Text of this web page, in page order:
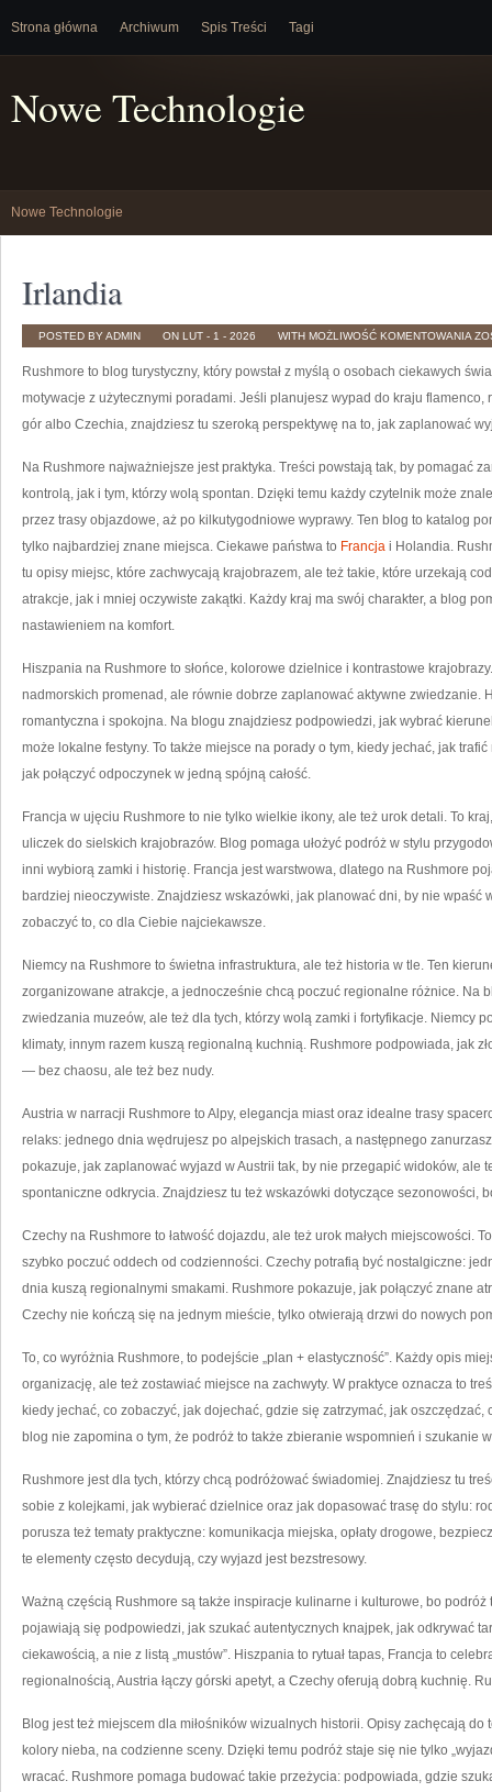
Strona główna Archiwum Spis Treści Tagi
Nowe Technologie
Nowe Technologie
Irlandia
POSTED BY ADMIN ON LUT - 1 - 2026 WITH MOŻLIWOŚĆ KOMENTOWANIA
Rushmore to blog turystyczny, który powstał z myślą o osobach ciekawych
motywacje z użytecznymi poradami. Jeśli planujesz wypad do kraju flamenco,
gór albo Czechia, znajdziesz tu szeroką perspektywę na to, jak zaplanować
Na Rushmore najważniejsze jest praktyka. Treści powstają tak, by pomagać
kontrolą, jak i tym, którzy wolą spontan. Dzięki temu każdy czytelnik może
przez trasy objazdowe, aż po kilkutygodniowe wyprawy. Ten blog to katalog
tylko najbardziej znane miejsca. Ciekawe państwa to Francja i Holandia.
tu opisy miejsc, które zachwycają krajobrazem, ale też takie, które urzekają
atrakcje, jak i mniej oczywiste zakątki. Każdy kraj ma swój charakter, a blog
nastawieniem na komfort.
Hiszpania na Rushmore to słońce, kolorowe dzielnice i kontrastowe
nadmorskich promenad, ale równie dobrze zaplanować aktywne zwiedzanie.
romantyczna i spokojna. Na blogu znajdziesz podpowiedzi, jak wybrać
może lokalne festyny. To także miejsce na porady o tym, kiedy jechać, jak
jak połączyć odpoczynek w jedną spójną całość.
Francja w ujęciu Rushmore to nie tylko wielkie ikony, ale też urok detali. To
uliczek do sielskich krajobrazów. Blog pomaga ułożyć podróż w stylu
inni wybiorą zamki i historię. Francja jest warstwowa, dlatego na Rushmore
bardziej nieoczywiste. Znajdziesz wskazówki, jak planować dni, by nie wpaść
zobaczyć to, co dla Ciebie najciekawsze.
Niemcy na Rushmore to świetna infrastruktura, ale też historia w tle. Ten
zorganizowane atrakcje, a jednocześnie chcą poczuć regionalne różnice. Na
zwiedzania muzeów, ale też dla tych, którzy wolą zamki i fortyfikacje. Niemcy
klimaty, innym razem kuszą regionalną kuchnią. Rushmore podpowiada, jak
— bez chaosu, ale też bez nudy.
Austria w narracji Rushmore to Alpy, elegancja miast oraz idealne trasy
relaks: jednego dnia wędrujesz po alpejskich trasach, a następnego
pokazuje, jak zaplanować wyjazd w Austrii tak, by nie przegapić widoków, ale
spontaniczne odkrycia. Znajdziesz tu też wskazówki dotyczące sezonowości,
Czechy na Rushmore to łatwość dojazdu, ale też urok małych miejscowości.
szybko poczuć oddech od codzienności. Czechy potrafią być nostalgiczne:
dnia kuszą regionalnymi smakami. Rushmore pokazuje, jak połączyć znane
Czechy nie kończą się na jednym mieście, tylko otwierają drzwi do nowych
To, co wyróżnia Rushmore, to podejście „plan + elastyczność”. Każdy opis
organizację, ale też zostawiać miejsce na zachwyty. W praktyce oznacza to
kiedy jechać, co zobaczyć, jak dojechać, gdzie się zatrzymać, jak
blog nie zapomina o tym, że podróż to także zbieranie wspomnień i szukanie
Rushmore jest dla tych, którzy chcą podróżować świadomiej. Znajdziesz tu
sobie z kolejkami, jak wybierać dzielnice oraz jak dopasować trasę do stylu:
porusza też tematy praktyczne: komunikacja miejska, opłaty drogowe,
te elementy często decydują, czy wyjazd jest bezstresowy.
Ważną częścią Rushmore są także inspiracje kulinarne i kulturowe, bo
pojawiają się podpowiedzi, jak szukać autentycznych knajpek, jak odkrywać
ciekawością, a nie z listą „mustów”. Hiszpania to rytuał tapas, Francja to
regionalnością, Austria łączy górski apetyt, a Czechy oferują dobrą kuchnię.
Blog jest też miejscem dla miłośników wizualnych historii. Opisy zachęcają
kolory nieba, na codzienne sceny. Dzięki temu podróż staje się nie tylko
wracać. Rushmore pomaga budować takie przeżycia: podpowiada, gdzie